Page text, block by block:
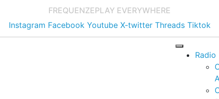
FREQUENZEPLAY EVERYWHERE
Instagram Facebook Youtube X-twitter Threads Tiktok
Radio